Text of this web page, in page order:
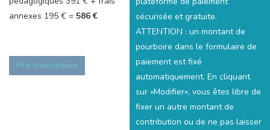
annexes 195 € = 586 €
Pré-Inscription
sécurisée et gratuite.
ATTENTION : un montant de
pourboire dans le formulaire de
paiement est fixé
automatiquement. En cliquant
sur «Modifier», vous êtes libre de
fixer un autre montant de
contribution ou de ne pas laisser